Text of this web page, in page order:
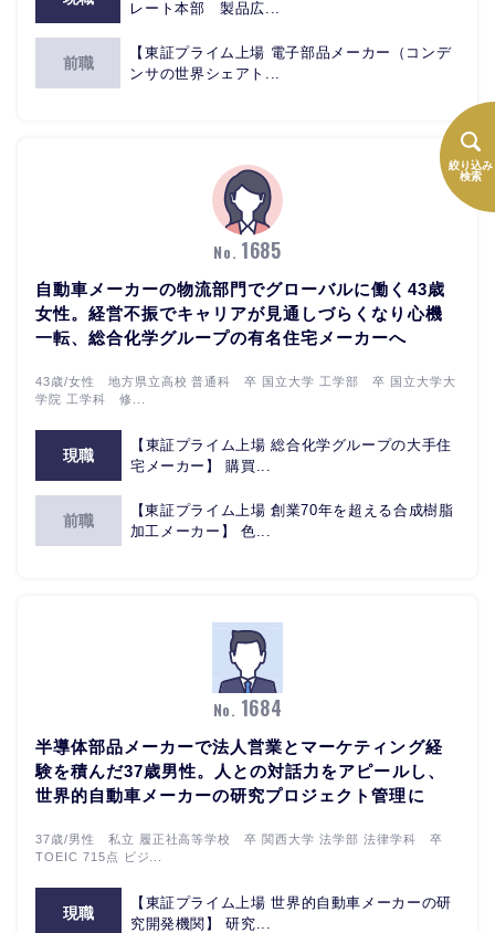
絞り込み
検索
レート本部 製品広...
前職
【東証プライム上場 電子部品メーカー（コンデ
ンサの世界シェアト...
No. 1685
自動車メーカーの物流部門でグローバルに働く43歳
女性。経営不振でキャリアが見通しづらくなり心機
一転、総合化学グループの有名住宅メーカーへ
43歳/女性 地方県立高校 普通科 卒 国立大学 工学部 卒 国立大学大
学院 工学科 修...
現職
【東証プライム上場 総合化学グループの大手住
宅メーカー】 購買...
前職
【東証プライム上場 創業70年を超える合成樹脂
加工メーカー】 色...
No. 1684
半導体部品メーカーで法人営業とマーケティング経
験を積んだ37歳男性。人との対話力をアピールし、
世界的自動車メーカーの研究プロジェクト管理に
37歳/男性 私立 履正社高等学校 卒 関西大学 法学部 法律学科 卒
TOEIC 715点 ビジ...
現職
【東証プライム上場 世界的自動車メーカーの研
究開発機関】 研究...